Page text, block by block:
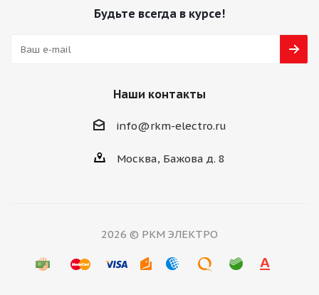
Будьте всегда в курсе!
Наши контакты
info@rkm-electro.ru
Москва, Бажова д. 8
2026 © РКМ ЭЛЕКТРО